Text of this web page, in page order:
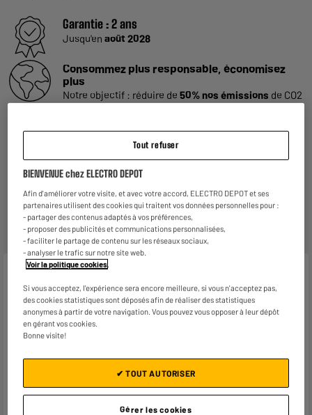
Garantie :2 ans
Jusqu'en août 2028
Consommez plus responsable, économisez
plus
Notre objectif : réduire de 50% nos émissions de CO2
par produit vendu d'ici 2030.En savoir +
gratuitsdanstous les magasins ELECTRO
DEPOT de France(voir conditions).
- Retours par voie postale : vos colis retours sont
traités dans le magasin le plus proche de chez vous
pour limiter les trajets et donc l’impact sur la planète.
Les frais de retour par voie postale restent à votre
charge.
Caractéristiques
Marque DANEW
Modèle
Année de commercialisation 2025
Tout refuser
BIENVENUE chez ELECTRO DEPOT
Afin d'améliorer votre visite, et avec votre accord, ELECTRO DEPOT et ses
partenaires utilisent des cookies qui traitent vos données personnelles pour :
- partager des contenus adaptés à vos préférences,
- proposer des publicités et communications personnalisées,
- faciliter le partage de contenu sur les réseaux sociaux,
- analyser le trafic sur notre site web.
Voir la politique cookies
Si vous acceptez, l'expérience sera encore meilleure, si vous n'acceptez pas,
des cookies statistiques sont déposés afin de réaliser des statistiques
anonymes à partir de votre navigation. Vous pouvez vous opposer à leur dépôt
en gérant vos cookies.
Bonne visite!
Gérer les cookies
✔ TOUT AUTORISER